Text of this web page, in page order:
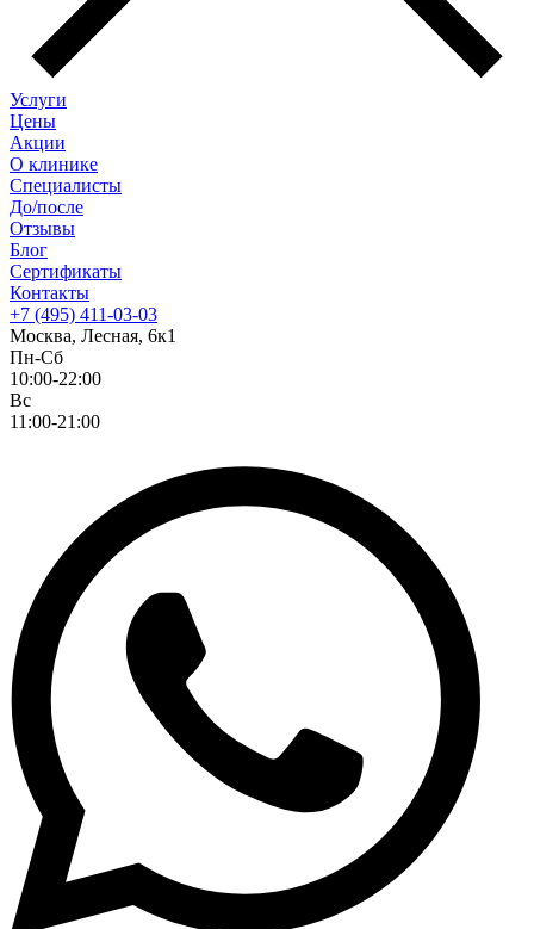
Услуги
Цены
Акции
О клинике
Специалисты
До/после
Отзывы
Блог
Сертификаты
Контакты
+7 (495) 411-03-03
Москва, Лесная, 6к1
Пн-Сб
10:00-22:00
Вс
11:00-21:00